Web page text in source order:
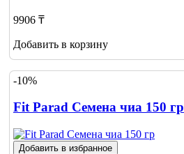
9906 ₸
Добавить в корзину
-10%
Fit Parad Семена чиа 150 гр
Добавить в избранное